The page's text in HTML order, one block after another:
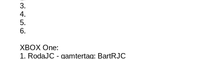
3.
4.
5.
6.
XBOX One:
1. RodaJC - gamtertag: BartRJC